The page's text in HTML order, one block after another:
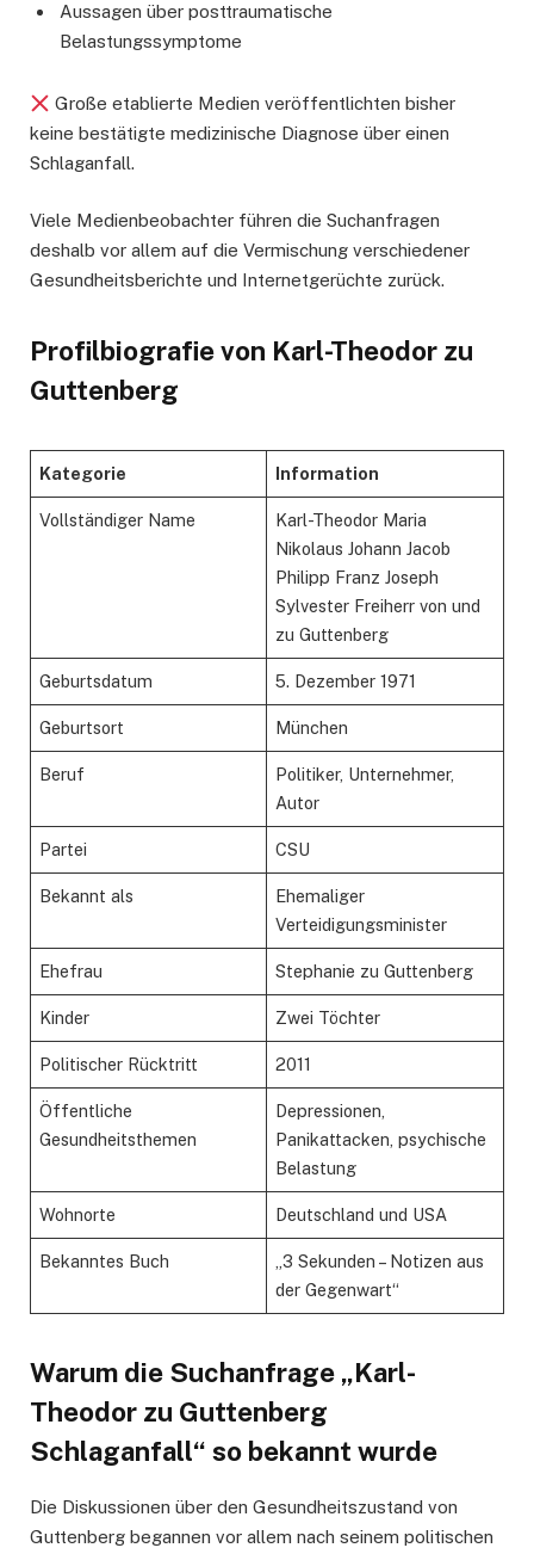
Aussagen über posttraumatische
Belastungssymptome
Große etablierte Medien veröffentlichten bisher
keine bestätigte medizinische Diagnose über einen
Schlaganfall.
Viele Medienbeobachter führen die Suchanfragen
deshalb vor allem auf die Vermischung verschiedener
Gesundheitsberichte und Internetgerüchte zurück.
Profilbiografie von Karl-Theodor zu
Guttenberg
Kategorie Information
Vollständiger Name
Karl-Theodor Maria
Nikolaus Johann Jacob
Philipp Franz Joseph
Sylvester Freiherr von und
zu Guttenberg
Geburtsdatum 5. Dezember 1971
Geburtsort München
Beruf
Politiker, Unternehmer,
Autor
Partei CSU
Bekannt als
Ehemaliger
Verteidigungsminister
Ehefrau Stephanie zu Guttenberg
Kinder Zwei Töchter
Politischer Rücktritt 2011
Öffentliche
Gesundheitsthemen
Depressionen,
Panikattacken, psychische
Belastung
Wohnorte Deutschland und USA
Bekanntes Buch
„3 Sekunden – Notizen aus
der Gegenwart“
Warum die Suchanfrage „Karl-
Theodor zu Guttenberg
Schlaganfall“ so bekannt wurde
Die Diskussionen über den Gesundheitszustand von
Guttenberg begannen vor allem nach seinem politischen